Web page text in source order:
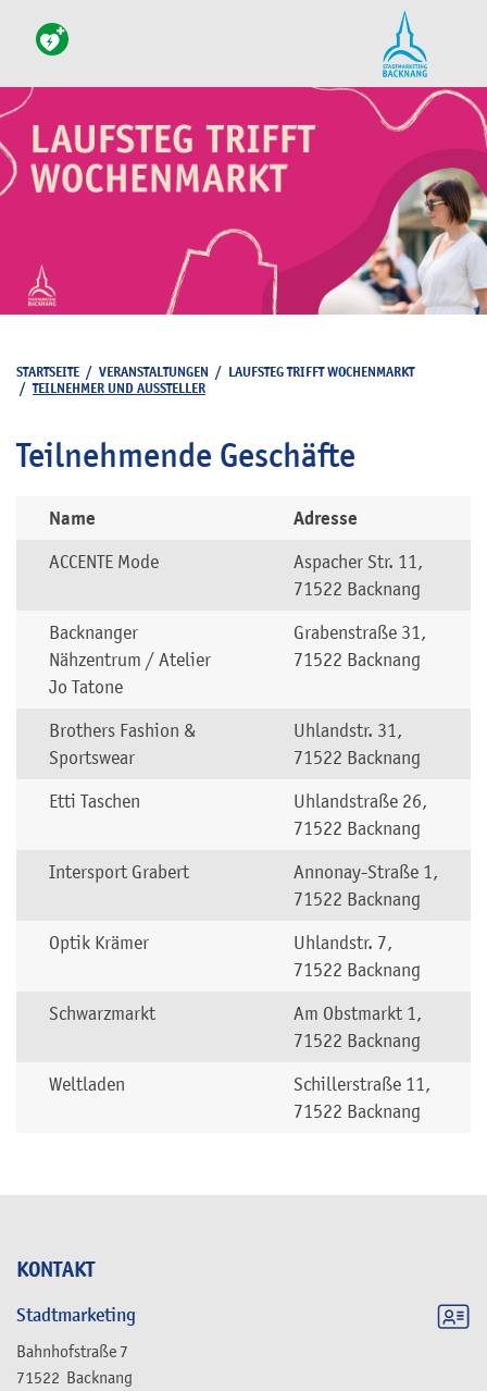
KONTAKT
Stadtmarketing
Bahnhofstraße 7
71522 Backnang
STARTSEITE / VERANSTALTUNGEN / LAUFSTEG TRIFFT WOCHENMARKT
/TEILNEHMER UND AUSSTELLER
Teilnehmende Geschäfte
Name Adresse
ACCENTE Mode
Aspacher Str. 11,
71522 Backnang
Backnanger
Nähzentrum / Atelier
Jo Tatone
Grabenstraße 31,
71522 Backnang
Brothers Fashion &
Sportswear
Uhlandstr. 31,
71522 Backnang
Etti Taschen
Uhlandstraße 26,
71522 Backnang
Intersport Grabert
Annonay-Straße 1,
71522 Backnang
Optik Krämer
Uhlandstr. 7,
71522 Backnang
Schwarzmarkt
Am Obstmarkt 1,
71522 Backnang
Weltladen
Schillerstraße 11,
71522 Backnang